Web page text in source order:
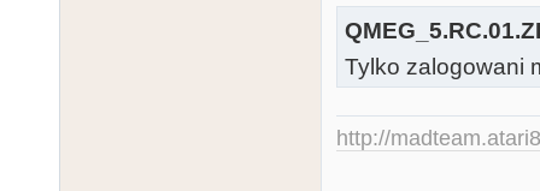
Tylko zalogowani
http://